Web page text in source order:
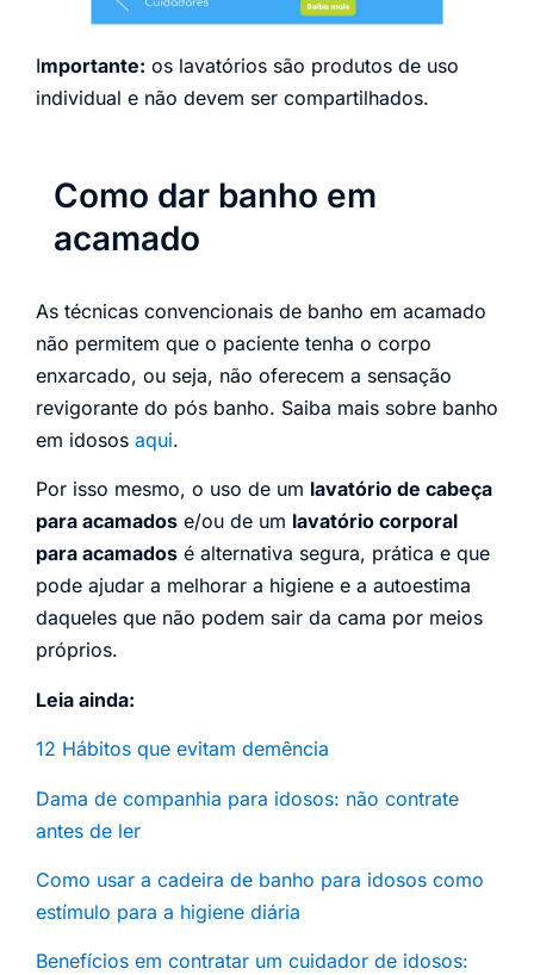
Importante: os lavatórios são produtos de uso
individual e não devem ser compartilhados.
Como dar banho em
acamado
As técnicas convencionais de banho em acamado
não permitem que o paciente tenha o corpo
enxarcado, ou seja, não oferecem a sensação
revigorante do pós banho. Saiba mais sobre banho
em idosos aqui.
Por isso mesmo, o uso de um lavatório de cabeça
para acamados e/ou de um lavatório corporal
para acamados é alternativa segura, prática e que
pode ajudar a melhorar a higiene e a autoestima
daqueles que não podem sair da cama por meios
próprios.
Leia ainda:
12 Hábitos que evitam demência
Dama de companhia para idosos: não contrate
antes de ler
Como usar a cadeira de banho para idosos como
estímulo para a higiene diária
Benefícios em contratar um cuidador de idosos: